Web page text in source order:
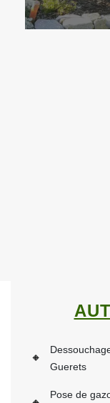
Guerets
Pose de